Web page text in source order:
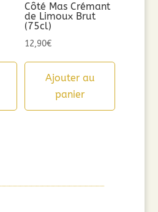
Côté Mas Crémant
de Limoux Brut
(75cl)
12,90€
Ajouter au
panier